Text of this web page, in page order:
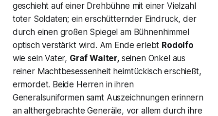
geschieht auf einer Drehbühne mit einer Vielzahl
toter Soldaten; ein erschütternder Eindruck, der
durch einen großen Spiegel am Bühnenhimmel
optisch verstärkt wird. Am Ende erlebt Rodolfo
wie sein Vater, Graf Walter,seinen Onkel aus
reiner Machtbesessenheit heimtückisch erschießt,
ermordet. Beide Herren in ihren
Generalsuniformen samt Auszeichnungen erinnern
an althergebrachte Generäle, vor allem durch ihre